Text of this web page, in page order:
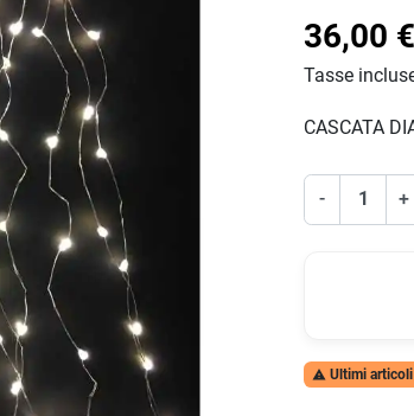
36,00 €
Tasse
CASCATA
- +
 Ultimi